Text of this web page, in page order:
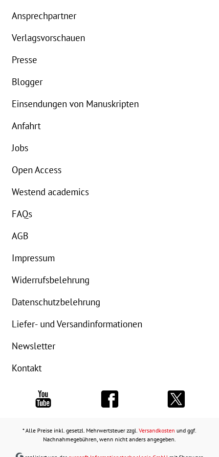
Ansprechpartner
Verlagsvorschauen
Presse
Blogger
Einsendungen von Manuskripten
Anfahrt
Jobs
Open Access
Westend academics
FAQs
AGB
Impressum
Widerrufsbelehrung
Datenschutzbelehrung
Liefer- und Versandinformationen
Newsletter
Kontakt
* Alle Preise inkl. gesetzl. Mehrwertsteuer zzgl. Versandkosten und ggf.
Nachnahmegebühren, wenn nicht anders angegeben.